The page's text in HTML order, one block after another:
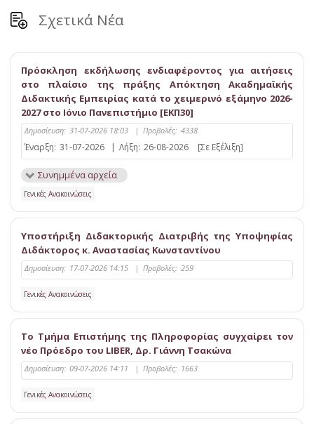
Σχετικά Νέα
Πρόσκληση εκδήλωσης ενδιαφέροντος για αιτήσεις
στο πλαίσιο της πράξης Απόκτηση Ακαδημαϊκής
Διδακτικής Εμπειρίας κατά το χειμερινό εξάμηνο 2026-
2027 στο Ιόνιο Πανεπιστήμιο [ΕΚΠ30]
Δημοσίευση: 31-07-2026 18:03 | Προβολές: 4338
Έναρξη: 31-07-2026 | Λήξη: 26-08-2026 [Σε Εξέλιξη]
Συνημμένα αρχεία
Γενικές Ανακοινώσεις
Υποστήριξη Διδακτορικής Διατριβής της Υποψηφίας
Διδάκτορος κ. Αναστασίας Κωνσταντίνου
Δημοσίευση: 17-07-2026 14:15 | Προβολές: 259
Γενικές Ανακοινώσεις
Το Τμήμα Επιστήμης της Πληροφορίας συγχαίρει τον
νέο Πρόεδρο του LIBER, Δρ. Γιάννη Τσακώνα
Δημοσίευση: 09-07-2026 14:11 | Προβολές: 1663
Γενικές Ανακοινώσεις